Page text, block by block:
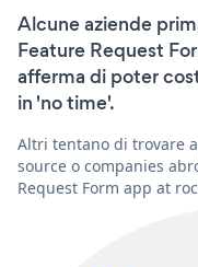
Alcune aziende
Feature Request
afferma di poter
in 'no time'.
Altri tentano di trovare
source o companies
Request Form app at